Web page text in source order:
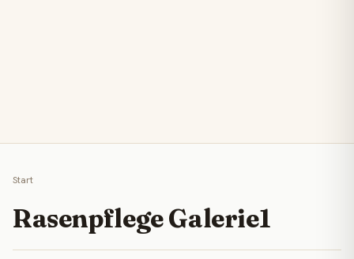
Start
Rasenpflege Galerie1